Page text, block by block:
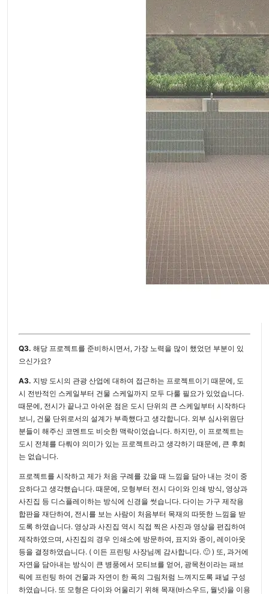
Q3. 해당 프로젝트를 준비하시면서, 가장 노력을 많이 했었던 부분이 있
으신가요?
A3. 지방 도시의 관광 산업에 대하여 접근하는 프로젝트이기 때문에, 도
시 전반적인 스케일부터 건물 스케일까지 모두 다룰 필요가 있었습니다.
때문에, 전시가 끝나고 아쉬운 점은 도시 단위의 큰 스케일부터 시작하다
보니, 건물 단위로서의 설계가 부족했다고 생각합니다. 외부 심사위원단
분들이 해주신 코멘트도 비슷한 맥락이었습니다. 하지만, 이 프로젝트는
도시 전체를 다뤄야 의미가 있는 프로젝트라고 생각하기 때문에, 큰 후회
는 없습니다.
프로젝트를 시작하고 제가 처음 구례를 갔을 때 느낌을 담아 내는 것이 중
요하다고 생각했습니다. 때문에, 모형부터 전시 다이와 인쇄 방식, 영상과
사진집 등 디스플레이하는 방식에 신경을 썻습니다. 다이는 가구 제작용
합판을 재단하여, 전시를 보는 사람이 처음부터 목재의 따뜻한 느낌을 받
도록 하였습니다. 영상과 사진집 역시 직접 찍은 사진과 영상을 편집하여
제작하였으며, 사진집의 경우 인쇄소에 방문하여, 표지와 종이, 레이아웃
등을 결정하였습니다. ( 이든 프린팅 사장님께 감사합니다. 🙂 ) 또, 과거에
자연을 담아내는 방식이 큰 병풍에서 모티브를 얻어, 광목천이라는 패브
릭에 프린팅 하여 건물과 자연이 한 폭의 그림처럼 느껴지도록 패널 구성
하였습니다. 또 모형은 다이와 어울리기 위해 목재(바스우드, 월넛)을 이용